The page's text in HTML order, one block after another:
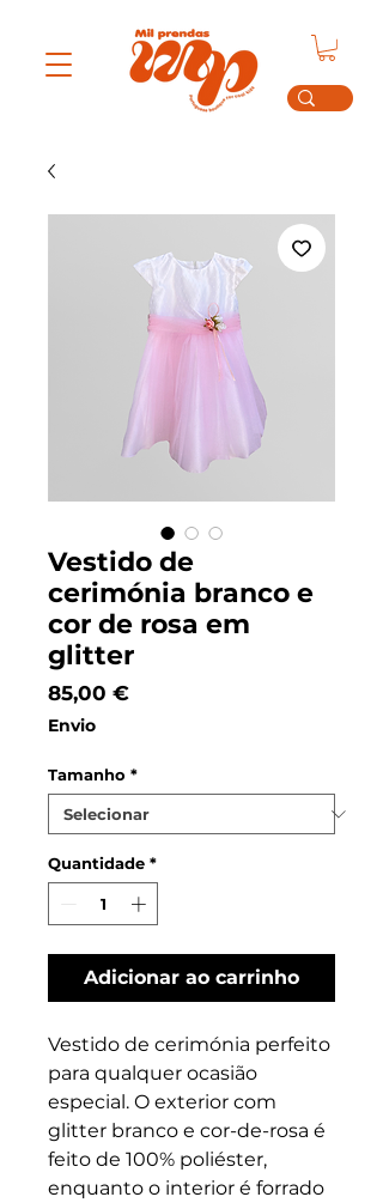
Vestido de
cerimónia branco e
cor de rosa em
glitter
85,00 €Preço
Envio
Tamanho *
Quantidade *
Adicionar ao carrinho
Vestido de cerimónia perfeito
para qualquer ocasião
especial. O exterior com
glitter branco e cor-de-rosa é
feito de 100% poliéster,
enquanto o interior é forrado